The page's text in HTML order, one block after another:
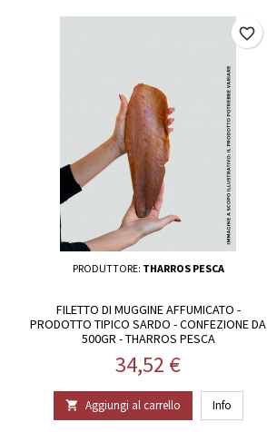
PRODUTTORE: THARROS PESCA
FILETTO DI MUGGINE AFFUMICATO -
PRODOTTO TIPICO SARDO - CONFEZIONE DA
500GR - THARROS PESCA
Prezzo
34,52 €
 Aggiungi al carrello Info
favorite_border